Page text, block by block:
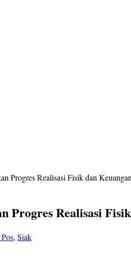
Progres Realisasi Fisik dan
Progres Realisasi
, Siak